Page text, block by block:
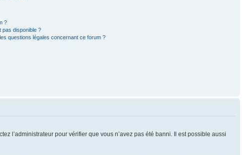
?
pas disponible ?
questions légales concernant ce forum ?
l’administrateur pour vérifier que vous n’avez pas été banni. Il est possible aussi